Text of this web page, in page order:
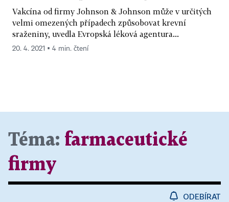
Vakcína od firmy Johnson & Johnson může v určitých
velmi omezených případech způsobovat krevní
sraženiny, uvedla Evropská léková agentura...
20. 4. 2021 ▪ 4 min. čtení
Téma: farmaceutické
firmy
ODEBÍRAT